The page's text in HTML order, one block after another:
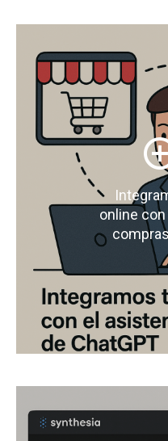
online